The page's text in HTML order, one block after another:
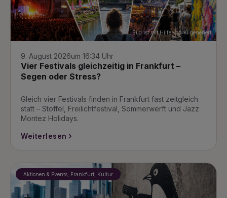
Bild ist mit Hilfe von KI generiert
9. August 2026um 16:34 Uhr
Vier Festivals gleichzeitig in Frankfurt –
Segen oder Stress?
Gleich vier Festivals finden in Frankfurt fast zeitgleich
statt – Stoffel, Freilichtfestival, Sommerwerft und Jazz
Montez Holidays.
Weiterlesen
Aktionen & Events, Frankfurt, Kultur